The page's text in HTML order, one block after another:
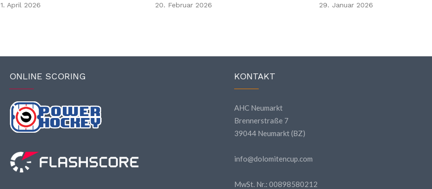
1. April 2026 20. Februar 2026 29. Januar 2026
ONLINE SCORING KONTAKT
AHC Neumarkt
Brennerstraße 7
39044 Neumarkt (BZ)
info@dolomitencup.com
MwSt. Nr.: 00898580212